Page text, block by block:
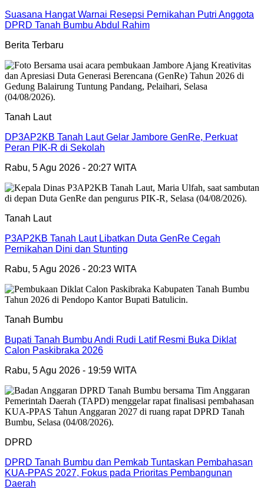
Suasana Hangat Warnai Resepsi Pernikahan Putri Anggota
DPRD Tanah Bumbu Abdul Rahim
Berita Terbaru
Tanah Laut
DP3AP2KB Tanah Laut Gelar Jambore GenRe, Perkuat
Peran PIK-R di Sekolah
Rabu, 5 Agu 2026 - 20:27 WITA
Tanah Laut
P3AP2KB Tanah Laut Libatkan Duta GenRe Cegah
Pernikahan Dini dan Stunting
Rabu, 5 Agu 2026 - 20:23 WITA
Tanah Bumbu
Bupati Tanah Bumbu Andi Rudi Latif Resmi Buka Diklat
Calon Paskibraka 2026
Rabu, 5 Agu 2026 - 19:59 WITA
DPRD
DPRD Tanah Bumbu dan Pemkab Tuntaskan Pembahasan
KUA-PPAS 2027, Fokus pada Prioritas Pembangunan
Daerah